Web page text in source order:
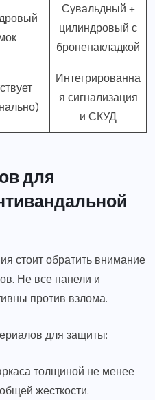
Сувальдный +
цилиндровый с
броненакладкой
Интегрированна
я сигнализация
и СКУД
для
стоит обратить внимание
Не все панели и
против взлома.
для защиты:
толщиной не менее
жесткости.